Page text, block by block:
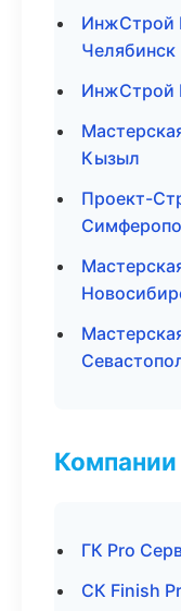
ИнжСтрой
Челябинск
ИнжСтрой
Кызыл
Проект-
ГК Pro
СК Finish